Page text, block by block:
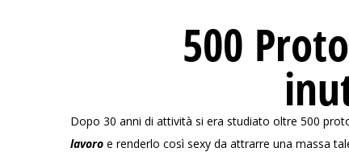
500
Dopo 30 anni di attività si era studiato oltre 500
lavoro e renderlo così sexy da attrarre una massa